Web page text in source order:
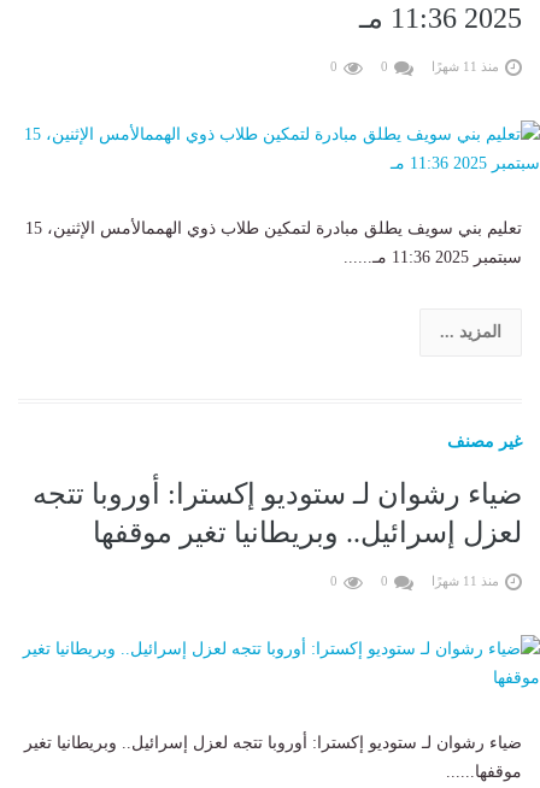
2025 11:36 مـ
منذ 11 شهرًا 0
0
تعليم بني سويف يطلق مبادرة لتمكين طلاب ذوي الهممالأمس الإثنين، 15
سبتمبر 2025 11:36 مـ......
المزيد ...
غير مصنف
ضياء رشوان لـ ستوديو إكسترا: أوروبا تتجه
لعزل إسرائيل.. وبريطانيا تغير موقفها
منذ 11 شهرًا 0
0
ضياء رشوان لـ ستوديو إكسترا: أوروبا تتجه لعزل إسرائيل.. وبريطانيا تغير
موقفها......